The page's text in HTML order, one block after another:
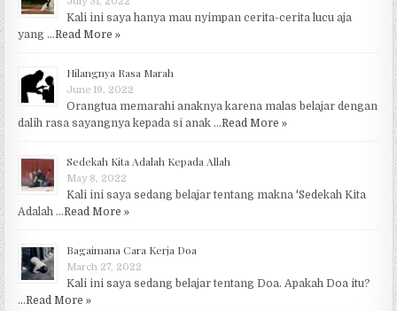
Kali ini saya hanya mau nyimpan cerita-cerita lucu aja
yang …Read More »
Hilangnya Rasa Marah
June 19, 2022
Orangtua memarahi anaknya karena malas belajar dengan
dalih rasa sayangnya kepada si anak …Read More »
Sedekah Kita Adalah Kepada Allah
May 8, 2022
Kali ini saya sedang belajar tentang makna 'Sedekah Kita
Adalah …Read More »
Bagaimana Cara Kerja Doa
March 27, 2022
Kali ini saya sedang belajar tentang Doa. Apakah Doa itu?
…Read More »